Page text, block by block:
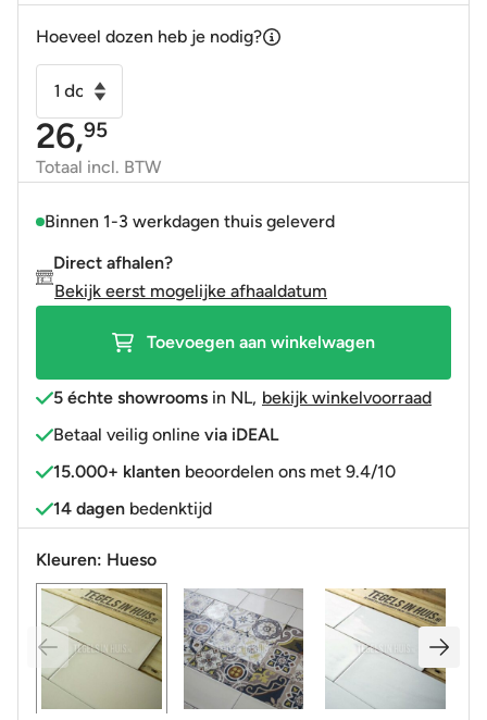
Hoeveel dozen heb je nodig?
Artic
handvormlook
10x20cm
licht
beige
hueso
)
26,95
Totaal incl. BTW
Binnen 1-3 werkdagen thuis geleverd
Direct afhalen?
Bekijk eerst mogelijke afhaaldatum
Toevoegen aan winkelwagen
5 échte showrooms in NL, bekijk winkelvoorraad
Betaal veilig online via iDEAL
15.000+ klanten beoordelen ons met 9.4/10
14 dagen bedenktijd
Kleuren: Hueso